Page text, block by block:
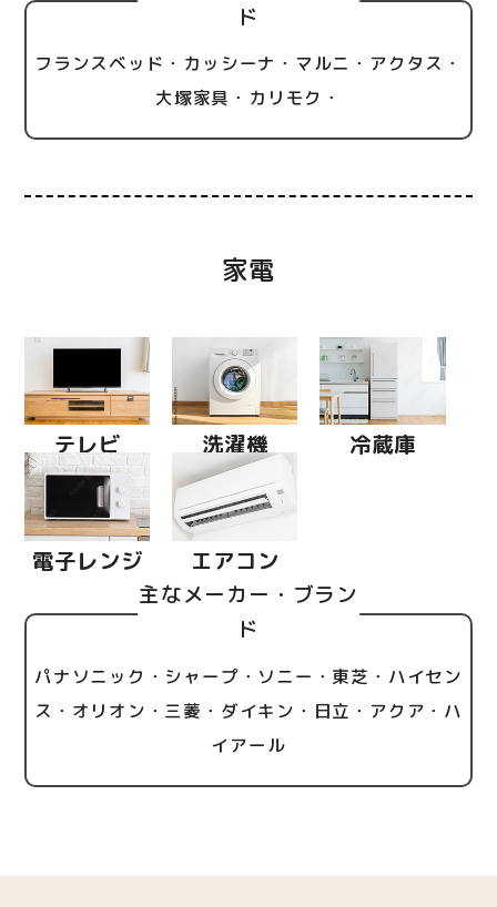
ド
フランスベッド・カッシーナ・マルニ・アクタス・
大塚家具・カリモク・
家電
テレビ 洗濯機 冷蔵庫
電子レンジ エアコン
主なメーカー・ブラン
ド
パナソニック・シャープ・ソニー・東芝・ハイセン
ス・オリオン・三菱・ダイキン・日立・アクア・ハ
イアール